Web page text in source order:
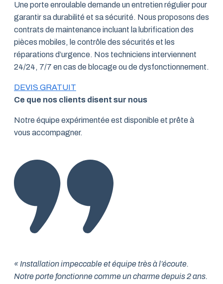
Une porte enroulable demande un entretien régulier pour
garantir sa durabilité et sa sécurité. Nous proposons des
contrats de maintenance incluant la lubrification des
pièces mobiles, le contrôle des sécurités et les
réparations d’urgence. Nos techniciens interviennent
24/24, 7/7 en cas de blocage ou de dysfonctionnement.
DEVIS GRATUIT
Ce que nos clients disent sur nous
Notre équipe expérimentée est disponible et prête à
vous accompagner.
« Installation impeccable et équipe très à l’écoute.
Notre porte fonctionne comme un charme depuis 2 ans.